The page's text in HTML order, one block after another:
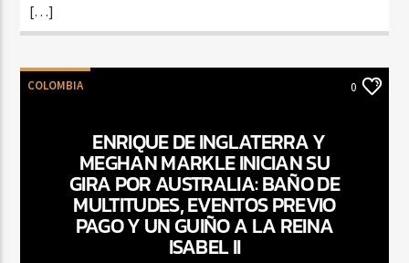
[…]
COLOMBIA 0
ENRIQUE DE INGLATERRA Y
MEGHAN MARKLE INICIAN SU
GIRA POR AUSTRALIA: BAÑO DE
MULTITUDES, EVENTOS PREVIO
PAGO Y UN GUIÑO A LA REINA
ISABEL II